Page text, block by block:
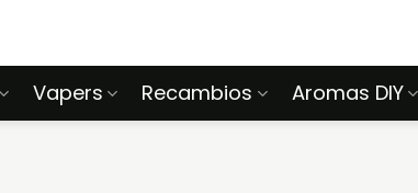
Vapers Recambios Aromas DIY